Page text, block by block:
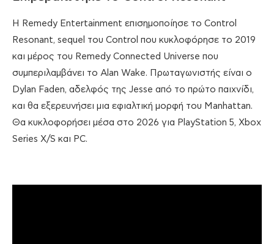
Η Remedy Entertainment επισημοποίησε το Control
Resonant, sequel του Control που κυκλοφόρησε το 2019
και μέρος του Remedy Connected Universe που
συμπεριλαμβάνει το Alan Wake. Πρωταγωνιστής είναι ο
Dylan Faden, αδελφός της Jesse από το πρώτο παιχνίδι,
και θα εξερευνήσει μια εφιαλτική μορφή του Manhattan.
Θα κυκλοφορήσει μέσα στο 2026 για PlayStation 5, Xbox
Series X/S και PC.